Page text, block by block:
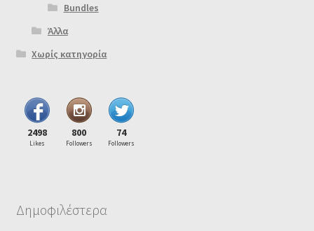
Bundles
Άλλα
Χωρίς κατηγορία
2498
Likes
800
Followers
74
Followers
Δημοφιλέστερα